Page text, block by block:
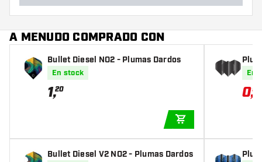
A MENUDO COMPRADO CON
Bullet Diesel NO2 - Plumas Dardos
En stock
1,20
Bullet Diesel V2 NO2 - Plumas Dardos
En
0,98